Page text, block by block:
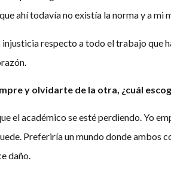
ahí todavía no existía la norma y a mi
respecto a todo el trabajo que
y olvidarte de la otra, ¿cuál
el académico se esté perdiendo. Yo
Preferiría un mundo donde ambos
daño.